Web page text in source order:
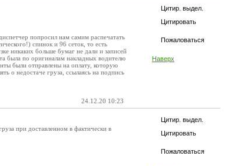
Цитир. выдел.
Цитировать
Пожаловаться
Наверх
попросил нам самим распечатать
спинок и 96 сеток, то есть
никаких больше бумаг не дали и записей
была по оригиналам накладных водителю
были отправлены на оплату, которую
о недостаче груза, ссылаясь на подпись
24.12.20 10:23
Цитир. выдел.
Цитировать
Пожаловаться
при доставленном в фактически в